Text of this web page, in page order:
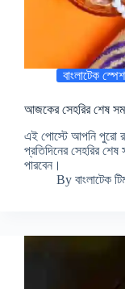
বাংলাটেক
আজকের সেহরির শেষ
এই পোস্টে আপনি পুরো
প্রতিদিনের সেহরির
পারবেন।
By বাংলাটেক